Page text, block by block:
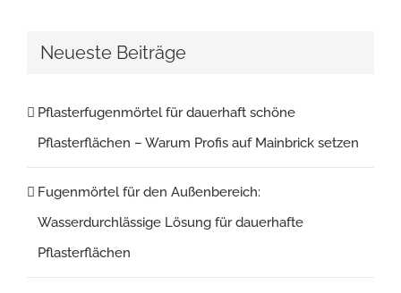
Neueste Beiträge
Pflasterfugenmörtel für dauerhaft schöne
Pflasterflächen – Warum Profis auf Mainbrick setzen
Fugenmörtel für den Außenbereich:
Wasserdurchlässige Lösung für dauerhafte
Pflasterflächen